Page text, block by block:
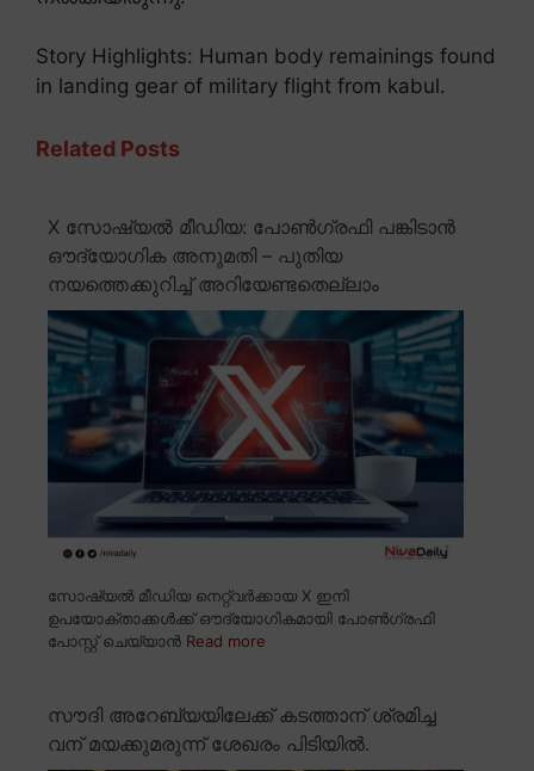
Story Highlights: Human body remainings found
in landing gear of military flight from kabul.
Related Posts
X സോഷ്യൽ മീഡിയ: പോൺഗ്രഫി പങ്കിടാൻ
ഔദ്യോഗിക അനുമതി – പുതിയ
നയത്തെക്കുറിച്ച് അറിയേണ്ടതെല്ലാം
സോഷ്യൽ മീഡിയ നെറ്റ്വർക്കായ X ഇനി
ഉപയോക്താക്കൾക്ക് ഔദ്യോഗികമായി പോൺഗ്രഫി
പോസ്റ്റ് ചെയ്യാൻ Read more
സൗദി അറേബ്യയിലേക്ക് കടത്താന് ശ്രമിച്ച
വന് മയക്കുമരുന്ന് ശേഖരം പിടിയിൽ.